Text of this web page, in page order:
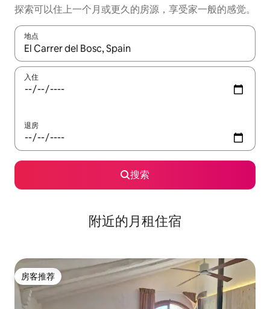
探索可以住上一个月或更久的房源，享受家一般的感觉。
地点
如有搜索结果，请使用上下方向键查看，或通过点击或滑动手势
入住
退房
搜索
附近的月租住宿
房客推荐
房客推荐